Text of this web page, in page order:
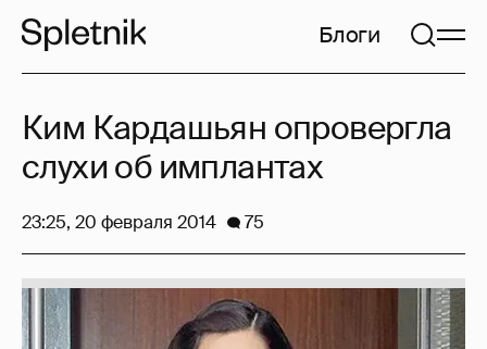
Блоги
Ким Кардашьян опровергла
слухи об имплантах
23:25, 20 февраля 2014 75